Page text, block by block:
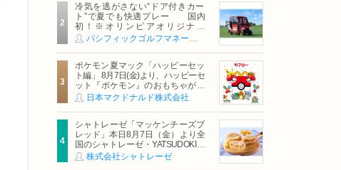
冷気を逃がさない“ドア付きカー
ト”で夏でも快適プレー 国内
初！※オリンピアオリジナル
「AirCon Cart（エアコンカー
ト）」導入 | ＰＧＭ
ポケモン夏マック「ハッピーセッ
ト編」 8月7日(金)より、ハッピーセ
ット『ポケモン』のおもちゃが期
間限定登場
日本マクドナルド株式会社
シャトレーゼ「マッケンチーズブ
レッド」本日8月7日（金）より全
国のシャトレーゼ・YATSUDOKIで
発売株式会社シャトレーゼ